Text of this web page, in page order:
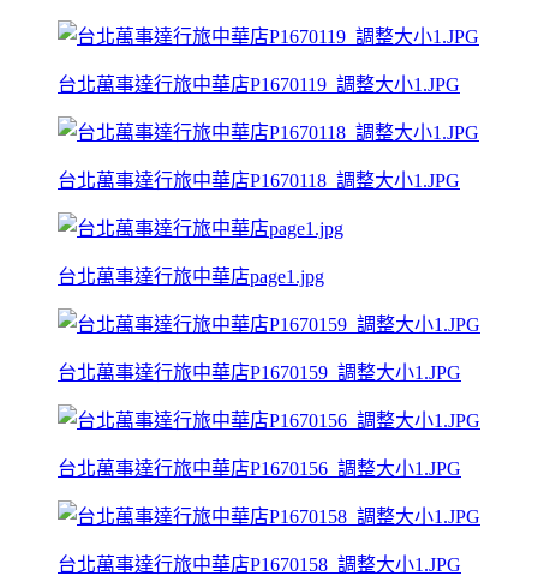
台北萬事達行旅中華店P1670119_調整大小1.JPG
台北萬事達行旅中華店P1670118_調整大小1.JPG
台北萬事達行旅中華店page1.jpg
台北萬事達行旅中華店P1670159_調整大小1.JPG
台北萬事達行旅中華店P1670156_調整大小1.JPG
台北萬事達行旅中華店P1670158_調整大小1.JPG